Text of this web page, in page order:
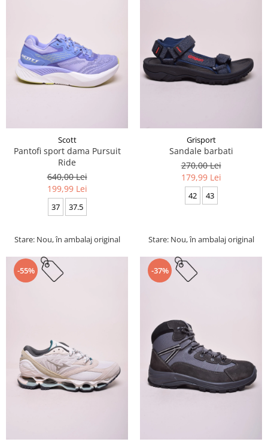
Scott
Pantofi sport dama Pursuit
Ride
640,00 Lei
199,99 Lei
37 37.5
Stare: Nou, în ambalaj original
Grisport
Sandale barbati
270,00 Lei
179,99 Lei
42 43
Stare: Nou, în ambalaj original
-55% -37%